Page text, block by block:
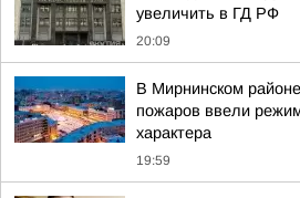
увеличить в ГД РФ
20:09
В Мирнинском
пожаров ввели
характера
19:59